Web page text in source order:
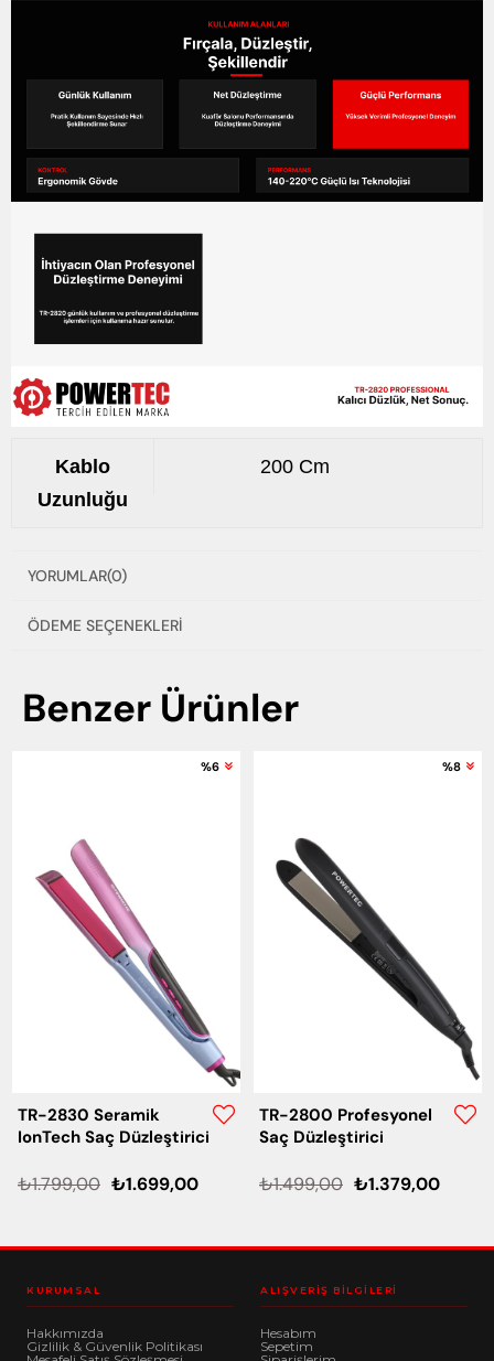
Kablo
Uzunluğu
200 Cm
YORUMLAR(0)
ÖDEME SEÇENEKLERI
Benzer Ürünler
TR-2830 Seramik
IonTech Saç Düzleştirici
₺1.699,00
₺1.799,00
%6
TR-2800 Profesyonel
Saç Düzleştirici
₺1.379,00
₺1.499,00
%8
KURUMSAL
Hakkımızda
Gizlilik & Güvenlik Politikası
ALIŞVERIŞ BILGILERI
Hesabım
Sepetim